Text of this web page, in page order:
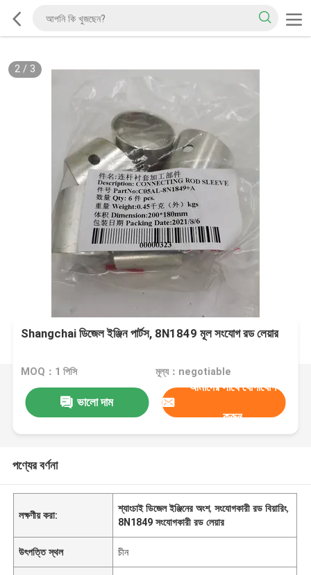
2/ 3
Shangchai ডিজেল ইঞ্জিন পার্টস, 8N1849 মূল সংযোগ রড লেয়ার
MOQ：1 পিসি মূল্য：negotiable
ভালো দাম
আমাদের সাথে যোগাযোগ
করুন
পণ্যের বর্ণনা
লক্ষণীয় করা:
শ্যাংচাই ডিজেল ইঞ্জিনের অংশ,সংযোগকারী রড বিয়ারিং,
8N1849 সংযোগকারী রড লেয়ার
উৎপত্তি স্থল চীন